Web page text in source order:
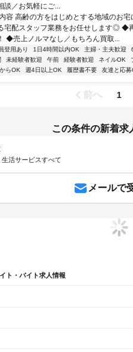
談／お気軽にご...
容 高齢の方をはじめとする地域のお宅
宅配スタッフ業務をお任せします◎ ◆
◆売上ノルマなし／もちろん買取...
登用あり 1日4時間以内OK 主婦・主夫歓迎
未経験者歓迎 午前 経験者歓迎 ネイルOK
らOK 週4日以上OK 履歴書不要 友達と応募
前へ 1
この条件の新着求
生活サービスすべて
メールで
ト・バイト求人情報